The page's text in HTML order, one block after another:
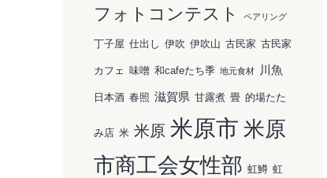
フォトコンテスト ペアリング
丁子屋 仕出し 伊吹 伊吹山 古民家 古民家
カフェ 味噌 和cafeたち季 地元食材 川魚
日本酒 春照 滋賀県 甘露煮 畳 的場たた
み店 米 米原 米原市 米原
市商工会女性部 虹鱒 虹